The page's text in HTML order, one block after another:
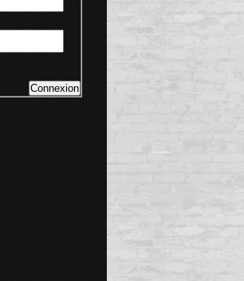
Connexion